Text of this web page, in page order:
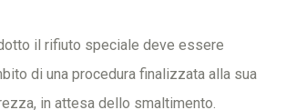
il rifiuto speciale deve essere
di una procedura finalizzata alla sua
in attesa dello smaltimento.